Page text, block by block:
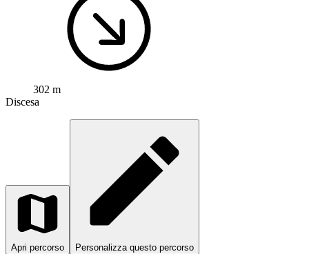
302 m
Discesa
Apri percorso Personalizza questo percorso